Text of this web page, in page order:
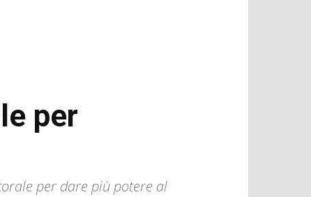
per
per dare più potere al